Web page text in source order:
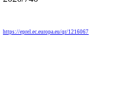
https://eprel.ec.europa.eu/qr/1216067